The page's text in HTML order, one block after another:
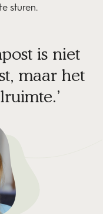
sturen.
is niet
maar het